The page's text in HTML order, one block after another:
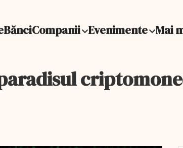
BănciCompanii Evenimente Mai